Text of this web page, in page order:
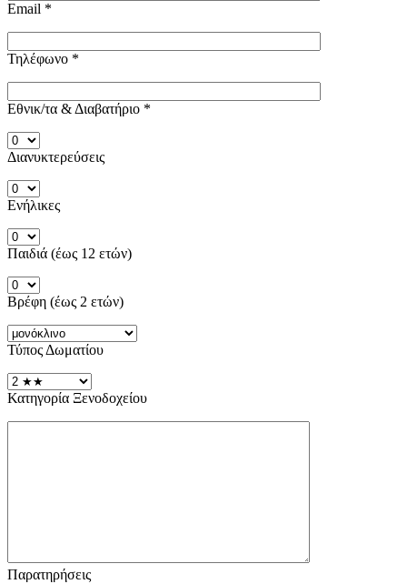
Email *
Τηλέφωνο *
Εθνικ/τα & Διαβατήριο *
Διανυκτερεύσεις
Ενήλικες
Παιδιά (έως 12 ετών)
Βρέφη (έως 2 ετών)
Τύπος Δωματίου
Κατηγορία Ξενοδοχείου
Παρατηρήσεις